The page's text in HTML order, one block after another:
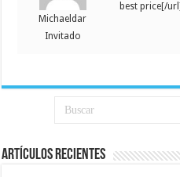
Michaeldar
Invitado
best price[/
Artículos recientes